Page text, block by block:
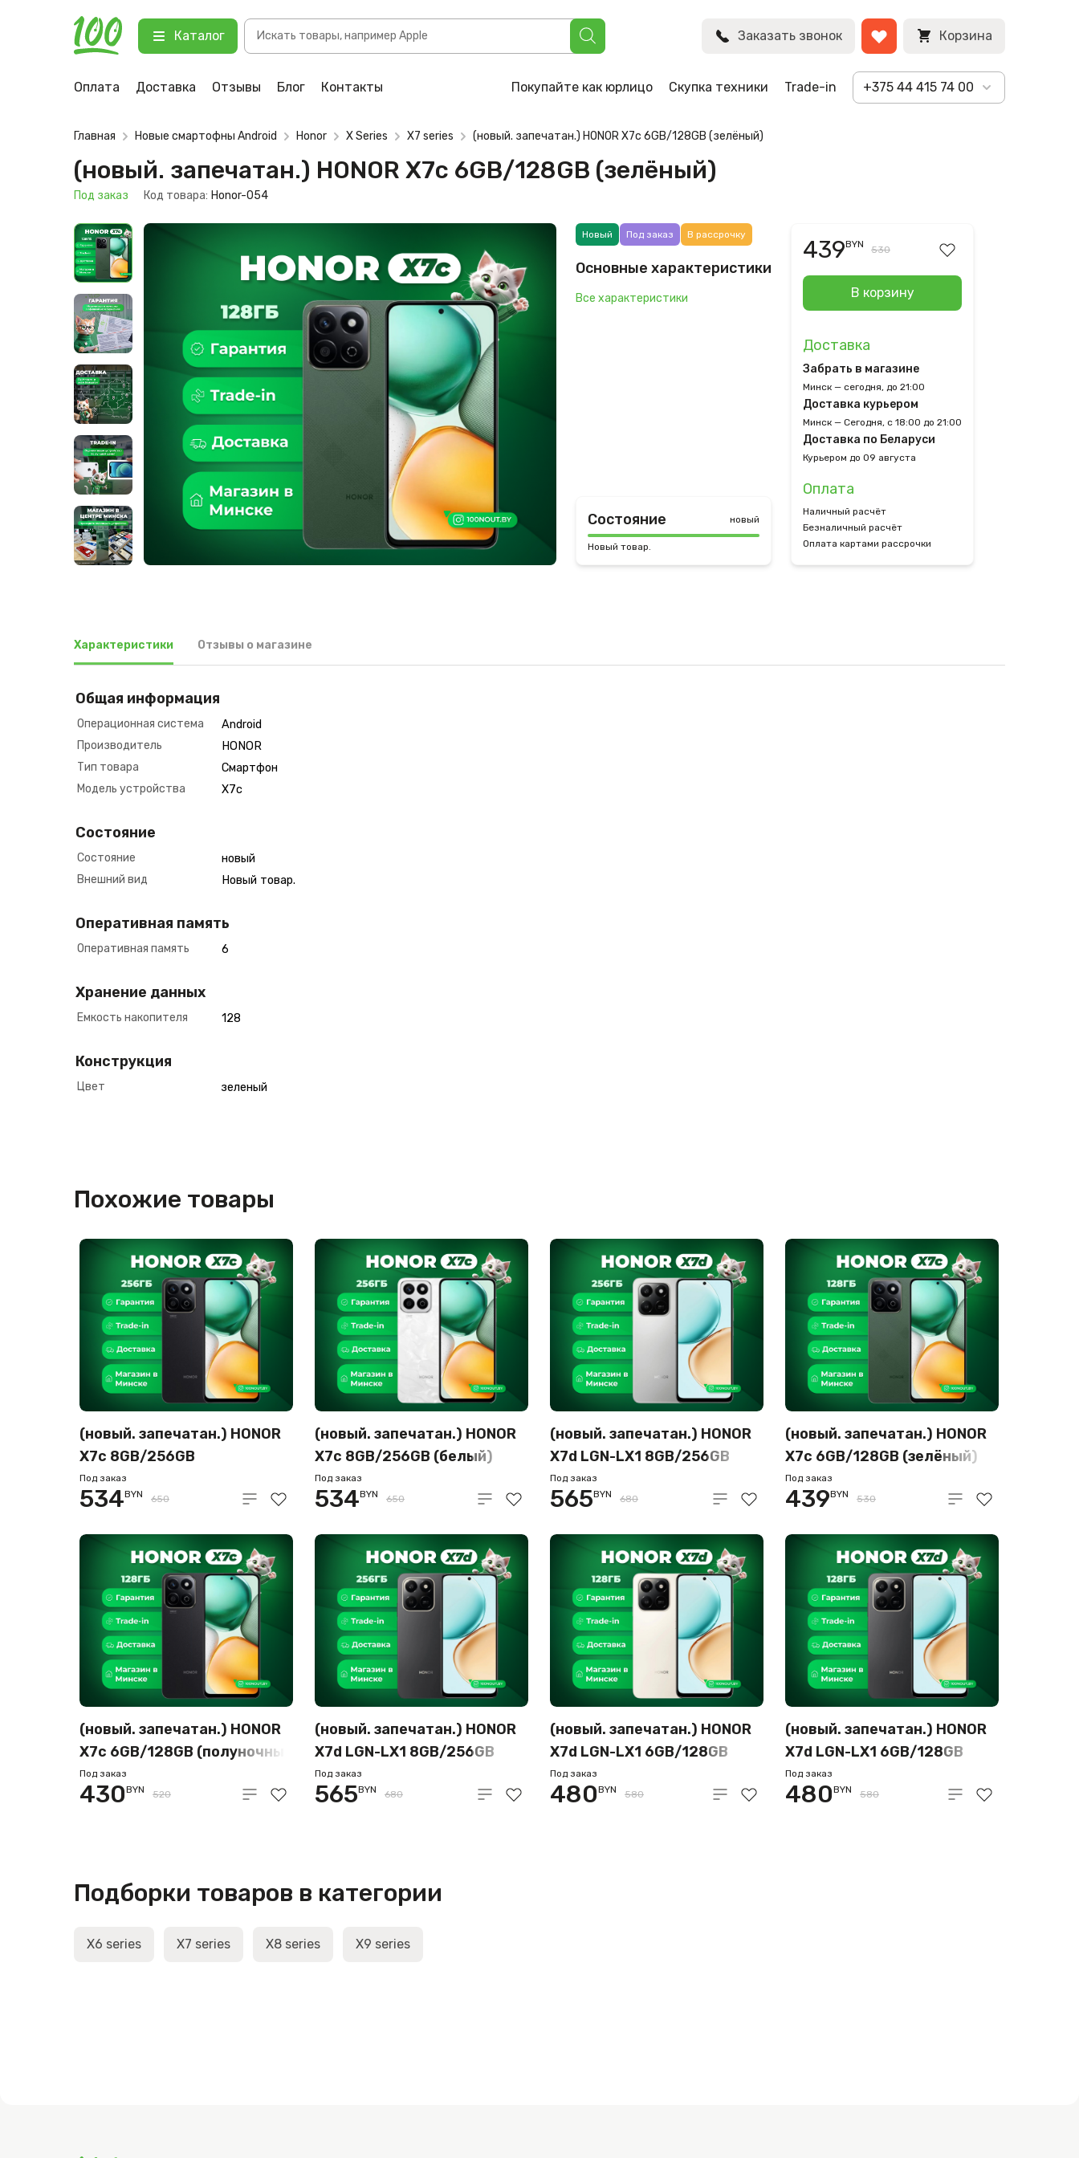
Каталог
Поиск
товаров
Заказать звонок Корзина
Оплата Доставка Отзывы Блог Контакты Покупайте как юрлицо Скупка техники Trade-in +375 44 415 74 00
(новый. запечатан.) HONOR X7c 6GB/128GB (зелёный)
123 Под заказ
BYN
Главная Новые смартофны Android Honor X Series X7 series (новый. запечатан.) HONOR X7c 6GB/128GB (зелёный)
(новый. запечатан.) HONOR X7c 6GB/128GB (зелёный)
Под заказ Код товара: Honor-054
Новый Под заказ В рассрочку
Основные характеристики
Все характеристики
Состояние новый
Новый товар.
439BYN 530
В корзину
Доставка
Забрать в магазине
Минск — сегодня, до 21:00
Доставка курьером
Минск — Сегодня, с 18:00 до 21:00
Доставка по Беларуси
Курьером до 09 августа
Оплата
Наличный расчёт
Безналичный расчёт
Оплата картами рассрочки
Характеристики Отзывы о магазине
Общая информация
Операционная система
Android
Производитель
HONOR
Тип товара
Смартфон
Модель устройства
X7c
Состояние
Состояние
новый
Внешний вид
Новый товар.
Оперативная память
Оперативная память 6
Хранение данных
Емкость накопителя 128
Конструкция
Цвет зеленый
Похожие товары
(новый. запечатан.) HONOR
X7c 8GB/256GB
(полуночный черный)
Под заказ
534BYN 650
(новый. запечатан.) HONOR
X7c 8GB/256GB (белый)
Под заказ
534BYN 650
(новый. запечатан.) HONOR
X7d LGN-LX1 8GB/256GB
(метеорное серебро)
Под заказ
565BYN 680
(новый. запечатан.) HONOR
X7c 6GB/128GB (зелёный)
Под заказ
439BYN 530
(новый. запечатан.) HONOR
X7c 6GB/128GB (полуночный
черный)
Под заказ
430BYN 520
(новый. запечатан.) HONOR
X7d LGN-LX1 8GB/256GB
(вельветовый черный)
Под заказ
565BYN 680
(новый. запечатан.) HONOR
X7d LGN-LX1 6GB/128GB
(пустынное золото)
Под заказ
480BYN 580
(новый. запечатан.) HONOR
X7d LGN-LX1 6GB/128GB
(вельветовый черный)
Под заказ
480BYN 580
Подборки товаров в категории
X6 series X7 series X8 series X9 series